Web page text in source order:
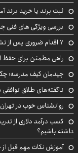
ثبت برند یا خرید برند
بررسی ویژگی های فنی
۷ اقدام ضروری پس از تشکیل پرونده مواد مخدر؛ راهنمای خانواده‌ها
راهی مطمئن برای حفظ
چیدمان کیف مدرسه؛
ناگفته‌های طلاق
روانشناس خوب در
کسب درآمد دلاری از
داشته باشیم؟
آموزش نکات مهم قبل از